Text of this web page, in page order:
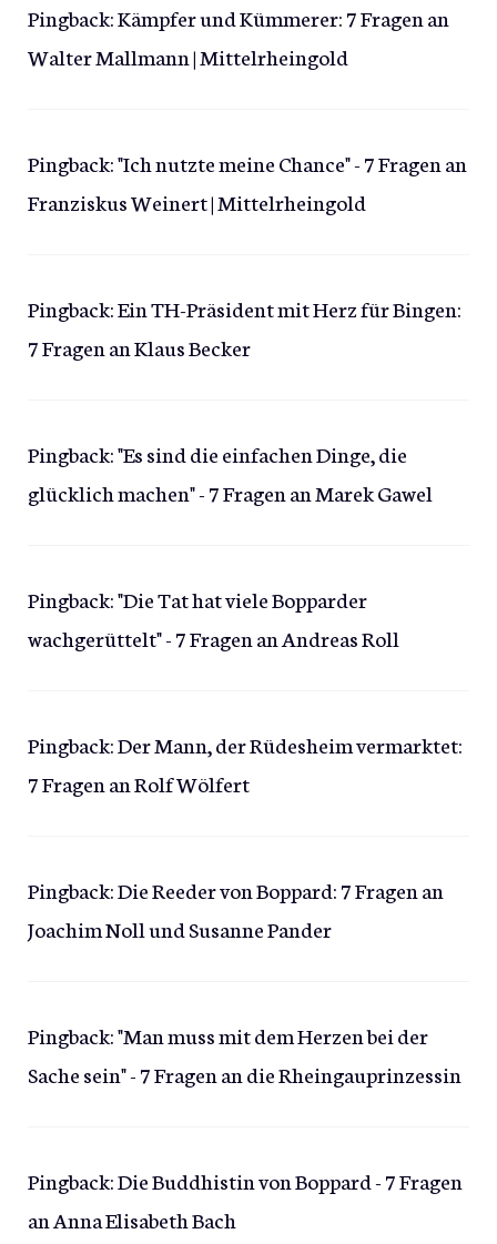
Pingback:Kämpfer und Kümmerer: 7 Fragen an
Walter Mallmann | Mittelrheingold
Pingback:"Ich nutzte meine Chance" - 7 Fragen an
Franziskus Weinert | Mittelrheingold
Pingback:Ein TH-Präsident mit Herz für Bingen:
7 Fragen an Klaus Becker
Pingback:"Es sind die einfachen Dinge, die
glücklich machen" - 7 Fragen an Marek Gawel
Pingback:"Die Tat hat viele Bopparder
wachgerüttelt" - 7 Fragen an Andreas Roll
Pingback:Der Mann, der Rüdesheim vermarktet:
7 Fragen an Rolf Wölfert
Pingback:Die Reeder von Boppard: 7 Fragen an
Joachim Noll und Susanne Pander
Pingback:"Man muss mit dem Herzen bei der
Sache sein" - 7 Fragen an die Rheingauprinzessin
Pingback:Die Buddhistin von Boppard - 7 Fragen
an Anna Elisabeth Bach